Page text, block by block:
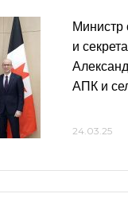
Министр
и
АПК и
24.03.25